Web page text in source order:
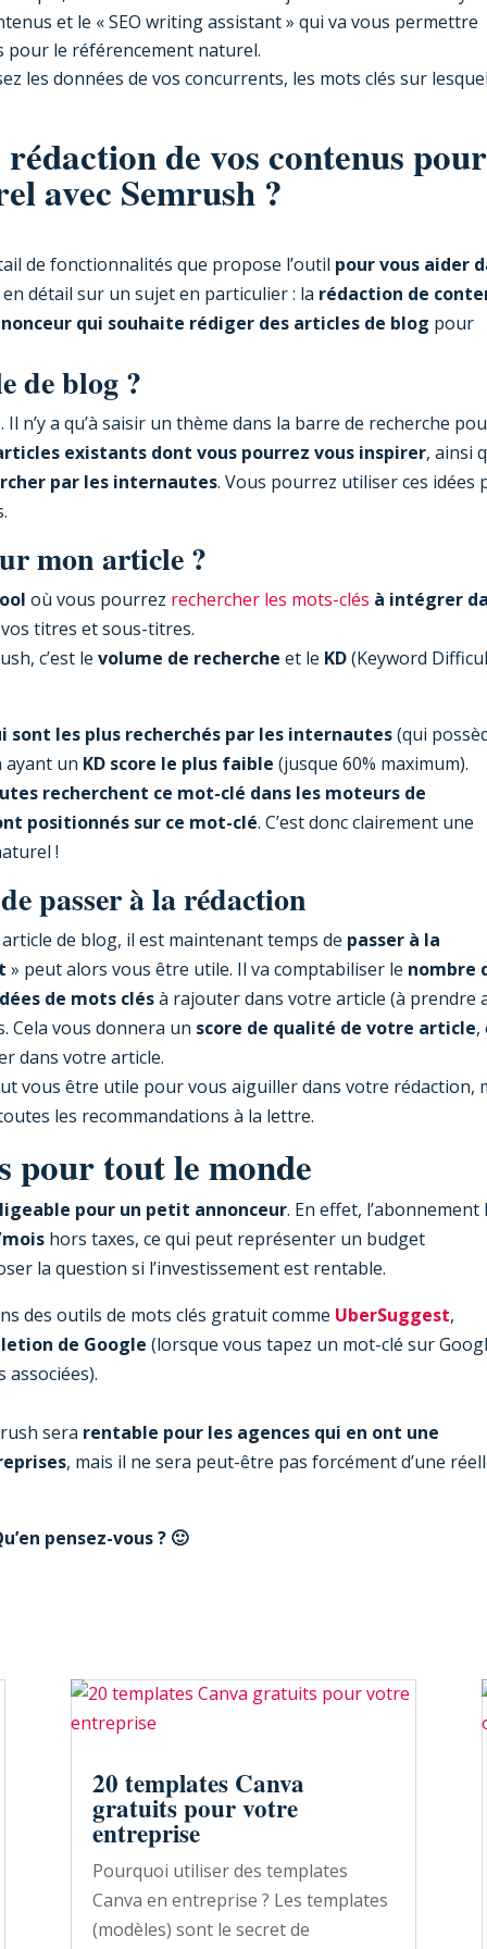
et le « SEO writing assistant » qui va vous permettre
pour le référencement naturel.
les données de vos concurrents, les mots clés sur
de vos contenus pour
avec Semrush ?
de fonctionnalités que propose l’outil pour vous aider
détail sur un sujet en particulier : la rédaction de
qui souhaite rédiger des articles de blog pour
de blog ?
Il n’y a qu’à saisir un thème dans la barre de recherche
existants dont vous pourrez vous inspirer, ainsi
par les internautes. Vous pourrez utiliser ces idées
mon article ?
où vous pourrez rechercher les mots-clés à intégrer
titres et sous-titres.
c’est le volume de recherche et le KD(Keyword
les plus recherchés par les internautes(qui
ayant un KD score le plus faible (jusque 60% maximum).
recherchent ce mot-clé dans les moteurs de
positionnés sur ce mot-clé. C’est donc clairement une
!
passer à la rédaction
de blog, il est maintenant temps de passer à la
» peut alors vous être utile. Il va comptabiliser le nombre
de mots clésà rajouter dans votre article (à prendre
Cela vous donnera un score de qualité de votre article,
dans votre article.
vous être utile pour vous aiguiller dans votre rédaction,
les recommandations à la lettre.
pour tout le monde
pour un petit annonceur. En effet, l’abonnement
hors taxes, ce qui peut représenter un budget
la question si l’investissement est rentable.
des outils de mots clés gratuit comme UberSuggest,
de Google (lorsque vous tapez un mot-clé sur
associées).
sera rentable pour les agences qui en ont une
, mais il ne sera peut-être pas forcément d’une
pensez-vous ? 🙂
20 templates Canva
gratuits pour votre
entreprise
Pourquoi utiliser des templates
Canva en entreprise ? Les templates
(modèles) sont le secret de